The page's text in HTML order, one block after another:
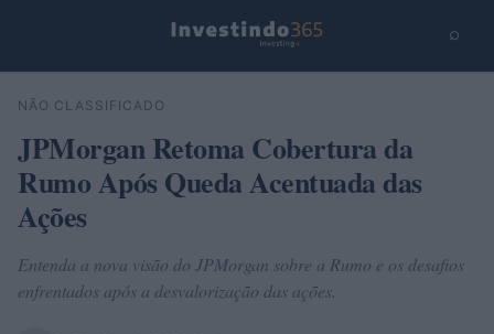
⌕
Buscar
NÃO CLASSIFICADO
JPMorgan Retoma Cobertura da
Rumo Após Queda Acentuada das
Ações
Entenda a nova visão do JPMorgan sobre a Rumo e os desafios
enfrentados após a desvalorização das ações.